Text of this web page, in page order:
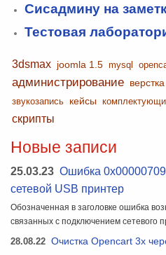
Сисадмину на
Тестовая
3dsmax joomla 1.5 mysql
администрирование верстка
звукозапись кейсы
скрипты
Новые записи
25.03.23 Ошибка 0x00000709
сетевой USB принтер
Обозначенная в заголовке ошибка
связанных с подключением сетевого
28.08.22 Очистка Opencart 3x